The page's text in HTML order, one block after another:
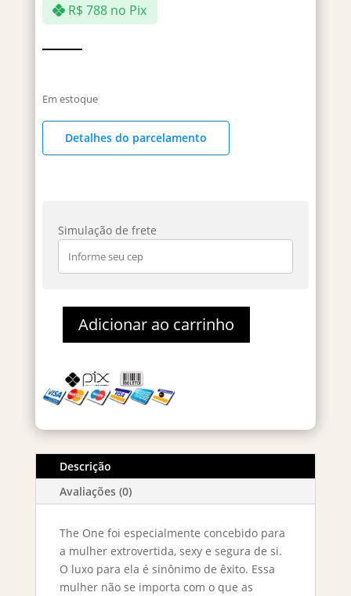
R$ 788 no Pix
Em estoque
Detalhes do parcelamento
Simulação de frete
De
Parfum
Adicionar ao carrinho
Descrição
Avaliações (0)
The One foi especialmente concebido para
a mulher extrovertida, sexy e segura de si.
O luxo para ela é sinônimo de êxito. Essa
mulher não se importa com o que as